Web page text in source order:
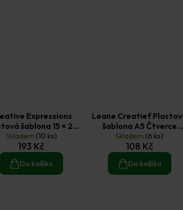
Expressions
šablona 15 × 20
cm Květiny 2 ks
Skladem (10 ks)
193 Kč
Do košíku
Leane Creatief
šablona A5 Čtverce
variace
Skladem (6 ks)
108 Kč
Do košíku